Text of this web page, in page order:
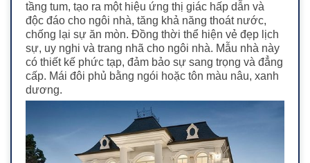
tầng tum, tạo ra một hiệu ứng thị giác hấp dẫn và
độc đáo cho ngôi nhà, tăng khả năng thoát nước,
chống lại sự ăn mòn. Đồng thời thể hiện vẻ đẹp lịch
sự, uy nghi và trang nhã cho ngôi nhà. Mẫu nhà này
có thiết kế phức tạp, đảm bảo sự sang trọng và đẳng
cấp. Mái đôi phủ bằng ngói hoặc tôn màu nâu, xanh
dương.